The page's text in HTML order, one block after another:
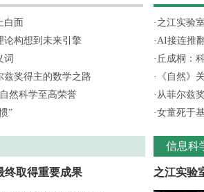
白面
论构想到未来引擎
词
兹奖得主的数学之路
然科学至高荣誉
”
终取得重要成果
· 之江实验
·AI接连推
· 丘成桐：
·
《自然》
· 从菲尔兹
·女童死于
信息科
之江实验